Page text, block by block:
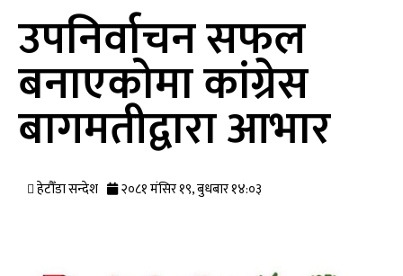
उपनिर्वाचन सफल
बनाएकोमा कांग्रेस
बागमतीद्वारा आभार
हेटौँडा सन्देश २०८१ मंसिर १९, बुधबार १४:०३